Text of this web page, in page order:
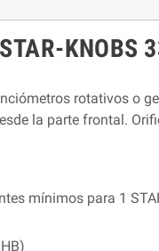
KNOBS
rotativos o
la parte frontal.
mínimos para 1